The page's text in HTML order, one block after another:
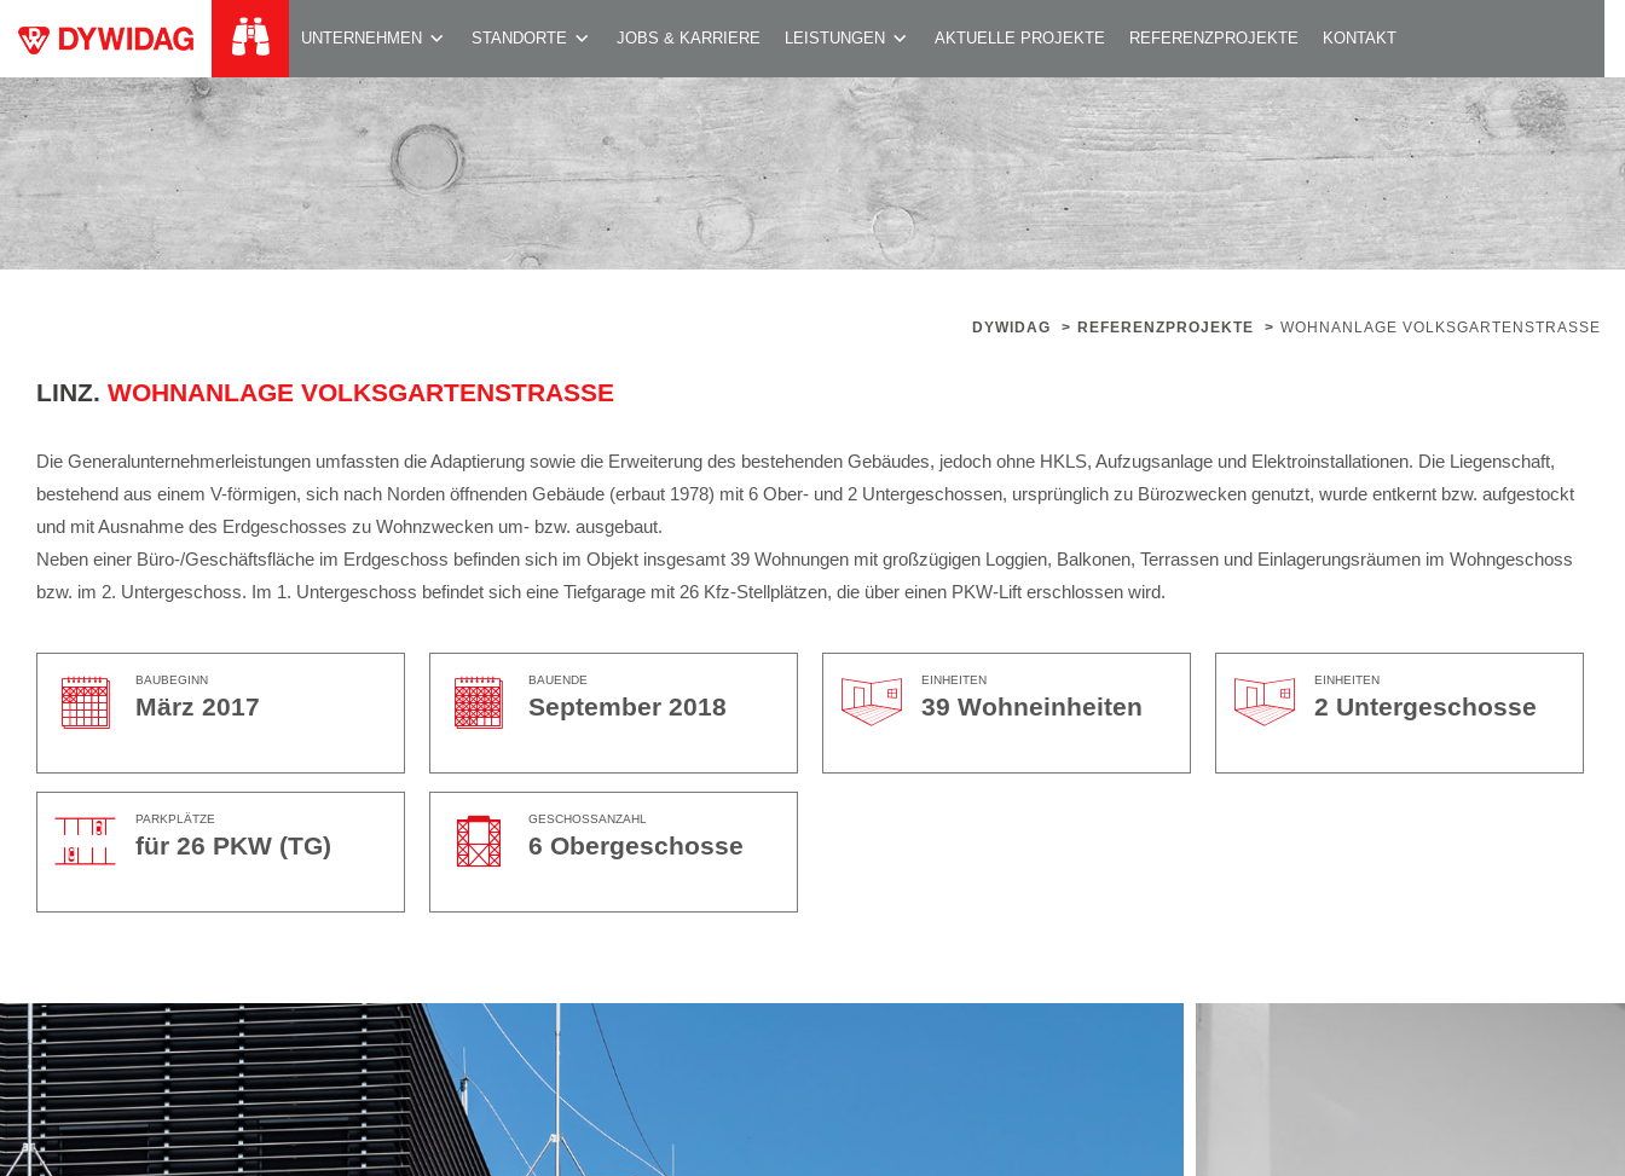
UNTERNEHMEN STANDORTE JOBS & KARRIERE LEISTUNGEN AKTUELLE PROJEKTE REFERENZPROJEKTE KONTAKT
WOHNANLAGE VOLKSGARTENSTRASSE
DYWIDAG > REFERENZPROJEKTE > WOHNANLAGE VOLKSGARTENSTRASSE
LINZ. WOHNANLAGE VOLKSGARTENSTRASSE
Die Generalunternehmerleistungen umfassten die Adaptierung sowie die Erweiterung des bestehenden Gebäudes, jedoch ohne HKLS, Aufzugsanlage und Elektroinstallationen. Die Liegenschaft,
bestehend aus einem V-förmigen, sich nach Norden öffnenden Gebäude (erbaut 1978) mit 6 Ober- und 2 Untergeschossen, ursprünglich zu Bürozwecken genutzt, wurde entkernt bzw. aufgestockt
und mit Ausnahme des Erdgeschosses zu Wohnzwecken um- bzw. ausgebaut.
Neben einer Büro-/Geschäftsfläche im Erdgeschoss befinden sich im Objekt insgesamt 39 Wohnungen mit großzügigen Loggien, Balkonen, Terrassen und Einlagerungsräumen im Wohngeschoss
bzw. im 2. Untergeschoss. Im 1. Untergeschoss befindet sich eine Tiefgarage mit 26 Kfz-Stellplätzen, die über einen PKW-Lift erschlossen wird.
BAUBEGINN
März 2017
BAUENDE
September 2018
EINHEITEN
39 Wohneinheiten
EINHEITEN
2 Untergeschosse
PARKPLÄTZE
für 26 PKW (TG)
GESCHOSSANZAHL
6 Obergeschosse